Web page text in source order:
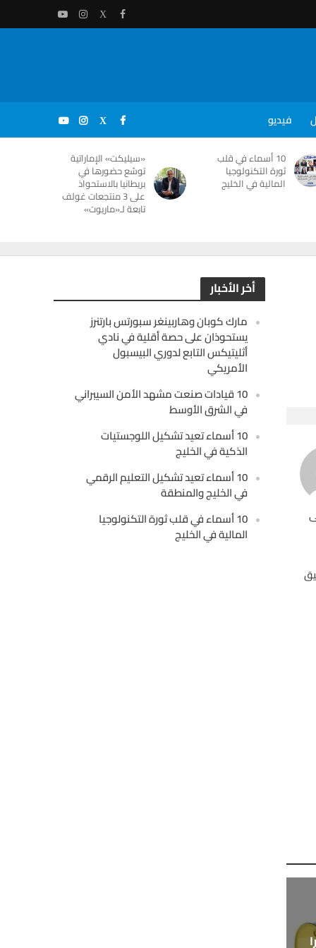
فيديو
10 أسماء في قلب
ثورة التكنولوجيا
المالية في الخليج
«سيليكت» الإماراتية
توسّع حضورها في
بريطانيا بالاستحواذ
على 3 منتجعات غولف
تابعة لـ«ماريوت»
أخر الأخبار
مارك كوبان وهاربينغر سبورتس بارتنرز
يستحوذان على حصة أقلية في نادي
أثليتيكس التابع لدوري البيسبول
الأمريكي
10 قيادات صنعت مشهد الأمن السيبراني
في الشرق الأوسط
10 أسماء تعيد تشكيل اللوجستيات
الذكية في الخليج
10 أسماء تعيد تشكيل التعليم الرقمي
في الخليج والمنطقة
10 أسماء في قلب ثورة التكنولوجيا
المالية في الخليج